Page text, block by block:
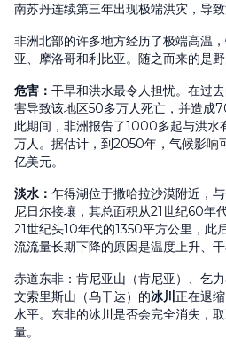
南苏丹连续第三年出现极端洪灾，导致
非洲北部的许多地方经历了极端高温
亚、摩洛哥和利比亚。随之而来的是
危害 ： 干旱和洪水最令人担忧。在过
害导致该地区50多万人死亡，并造成
此期间，非洲报告了1000多起与洪水
万人。据估计，到2050年，气候影响
亿美元。
淡水： 乍得湖位于撒哈拉沙漠附近，
尼日尔接壤，其总面积从21世纪60年
21世纪头10年代的1350平方公里，此
流流量长期下降的原因是温度上升、
赤道东非：肯尼亚山（肯尼亚）、乞
文索里斯山（乌干达）的冰川 正在退
水平。东非的冰川是否会完全消失，
量。